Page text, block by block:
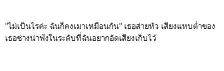
"ไม่เป็นไรค่ะ ฉันก็คงเมาเหมือนกัน" เธอส่ายหัว เสียงแหบต่ำของ
เธอช่างน่าฟังในระดับที่ฉันอยากอัดเสียงเก็บไว้